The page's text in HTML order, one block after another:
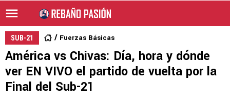
SUB-21 Fuerzas Básicas
América vs Chivas: Día, hora y dónde
ver EN VIVO el partido de vuelta por la
Final del Sub-21